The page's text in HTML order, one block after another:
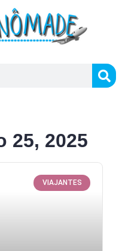
25, 2025
VIAJANTES